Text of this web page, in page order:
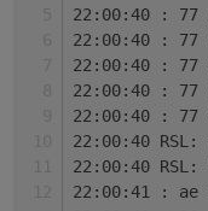
22:00:40 : 77
22:00:40 : 77
22:00:40 : 77
22:00:40 : 77
22:00:40 : 77
22:00:40
22:00:40 RSL:
22:00:41 : ae